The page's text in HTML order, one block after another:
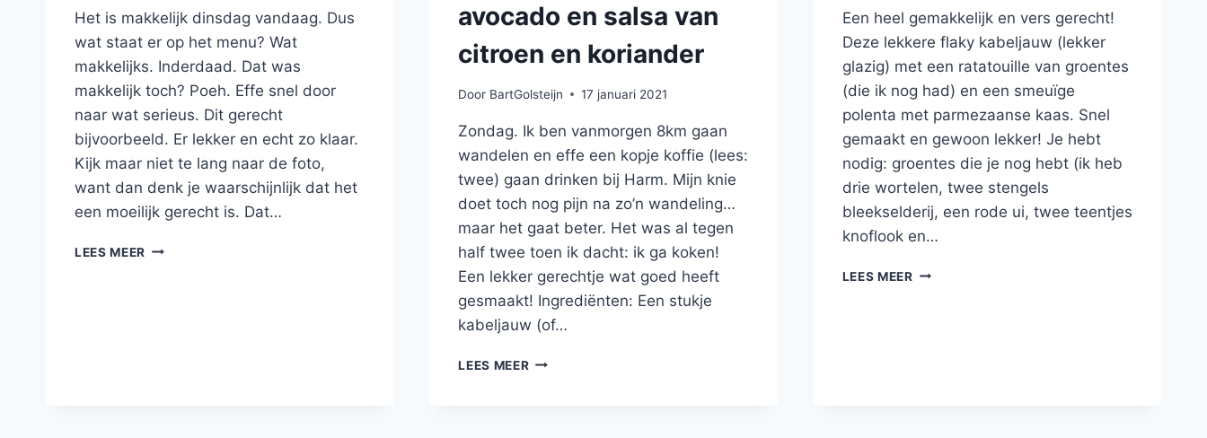
Het is makkelijk dinsdag vandaag. Dus
wat staat er op het menu? Wat
makkelijks. Inderdaad. Dat was
makkelijk toch? Poeh. Effe snel door
naar wat serieus. Dit gerecht
bijvoorbeeld. Er lekker en echt zo klaar.
Kijk maar niet te lang naar de foto,
want dan denk je waarschijnlijk dat het
een moeilijk gerecht is. Dat…
LEES MEER KABELJAUW
avocado en salsa van
citroen en koriander
Door BartGolsteijn 17 januari 2021
Zondag. Ik ben vanmorgen 8km gaan
wandelen en effe een kopje koffie (lees:
twee) gaan drinken bij Harm. Mijn knie
doet toch nog pijn na zo’n wandeling…
maar het gaat beter. Het was al tegen
half twee toen ik dacht: ik ga koken!
Een lekker gerechtje wat goed heeft
gesmaakt! Ingrediënten: Een stukje
kabeljauw (of…
LEES MEERKABELJAUW
Een heel gemakkelijk en vers gerecht!
Deze lekkere flaky kabeljauw (lekker
glazig) met een ratatouille van groentes
(die ik nog had) en een smeuïge
polenta met parmezaanse kaas. Snel
gemaakt en gewoon lekker! Je hebt
nodig: groentes die je nog hebt (ik heb
drie wortelen, twee stengels
bleekselderij, een rode ui, twee teentjes
knoflook en…
LEES MEERGEGRILDE